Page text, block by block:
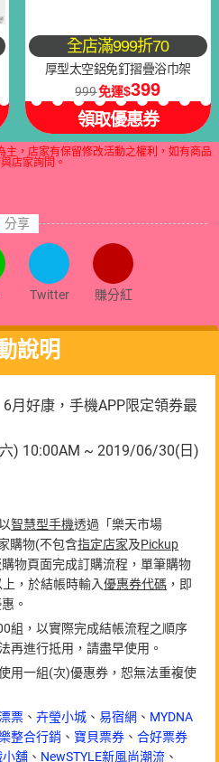
全店滿999折70
厚型太空鋁免釘摺疊浴巾架
999免運 399
領取優惠券
主，店家有保留修改活動之權利，如有商品
店家詢問。
分享
Twitter 賺分紅
說明
6月好康，手機APP限定領券最
) 10:00AM ~ 2019/06/30(日)
智慧型手機透過「樂天市場
購物(不包含指定店家及Pickup
物頁面完成訂購流程，單筆購物
，於結帳時輸入優惠券代碼 ，即
。
組，以實際完成結帳流程之順序
再進行抵用，請盡早使用。
用一組(次)優惠券，恕無法重複使
票 、 卉瑩小城 、 易宿網 、 MYDNA
整合行銷 、 寶貝票券 、 合好票券
小舖 、 NewSTYLE新風尚潮流 、